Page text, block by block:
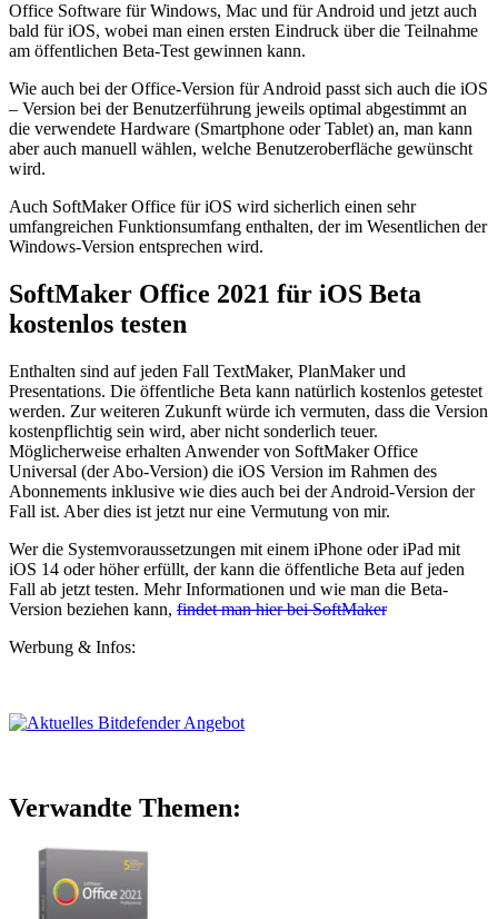
Office Software für Windows, Mac und für Android und jetzt auch
bald für iOS, wobei man einen ersten Eindruck über die Teilnahme
am öffentlichen Beta-Test gewinnen kann.
Wie auch bei der Office-Version für Android passt sich auch die iOS
– Version bei der Benutzerführung jeweils optimal abgestimmt an
die verwendete Hardware (Smartphone oder Tablet) an, man kann
aber auch manuell wählen, welche Benutzeroberfläche gewünscht
wird.
Auch SoftMaker Office für iOS wird sicherlich einen sehr
umfangreichen Funktionsumfang enthalten, der im Wesentlichen der
Windows-Version entsprechen wird.
SoftMaker Office 2021 für iOS Beta
kostenlos testen
Enthalten sind auf jeden Fall TextMaker, PlanMaker und
Presentations. Die öffentliche Beta kann natürlich kostenlos getestet
werden. Zur weiteren Zukunft würde ich vermuten, dass die Version
kostenpflichtig sein wird, aber nicht sonderlich teuer.
Möglicherweise erhalten Anwender von SoftMaker Office
Universal (der Abo-Version) die iOS Version im Rahmen des
Abonnements inklusive wie dies auch bei der Android-Version der
Fall ist. Aber dies ist jetzt nur eine Vermutung von mir.
Wer die Systemvoraussetzungen mit einem iPhone oder iPad mit
iOS 14 oder höher erfüllt, der kann die öffentliche Beta auf jeden
Fall ab jetzt testen. Mehr Informationen und wie man die Beta-
Version beziehen kann, findet man hier bei SoftMaker
Werbung & Infos:
Verwandte Themen: